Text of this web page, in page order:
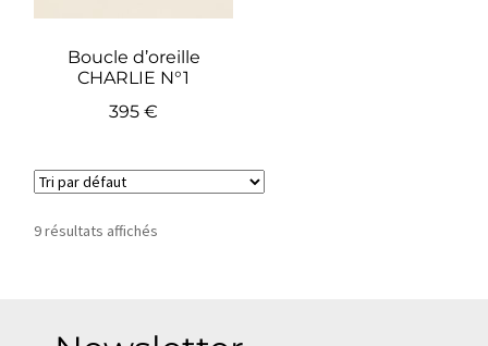
Boucle d’oreille
CHARLIE N°1
395 €
9 résultats affichés